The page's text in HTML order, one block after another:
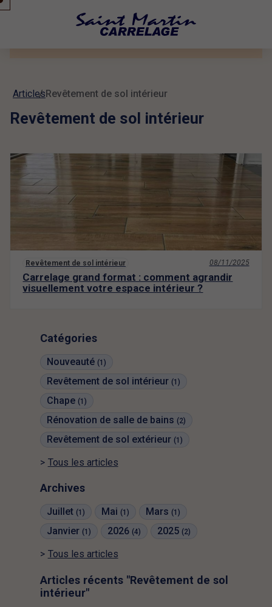
Catégories
Nouveauté (1)
Revêtement de sol intérieur (1)
Chape (1)
Rénovation de salle de bains (2)
Revêtement de sol extérieur (1)
Tous les articles
Archives
Juillet (1) Mai (1) Mars (1)
Janvier (1) 2026 (4) 2025 (2)
Tous les articles
Articles récents "Revêtement de sol
intérieur"
ArticlesRevêtement de sol intérieur
Revêtement de sol intérieur
Revêtement de sol intérieur 08/11/2025
Carrelage grand format : comment agrandir
visuellement votre espace intérieur ?